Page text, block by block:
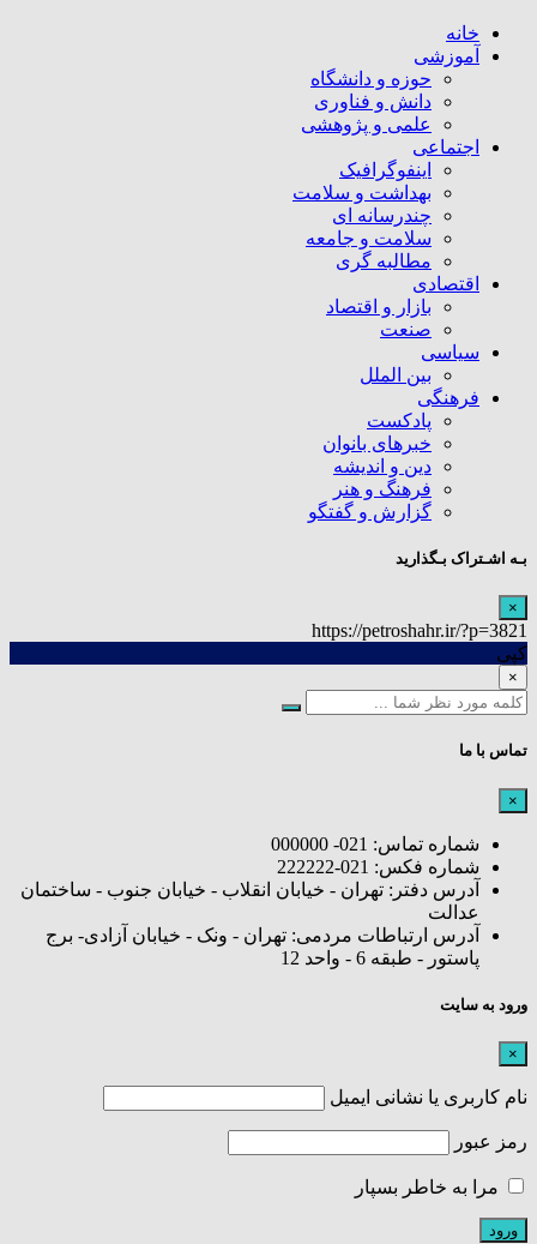
خانه
آموزشی
حوزه و دانشگاه
دانش و فناوری
علمی و پژوهشی
اجتماعی
اینفوگرافیک
بهداشت و سلامت
چندرسانه ای
سلامت و جامعه
مطالبه گری
اقتصادی
بازار و اقتصاد
صنعت
سیاسی
بین الملل
فرهنگی
پادکست
خبرهای بانوان
دین و اندیشه
فرهنگ و هنر
گزارش و گفتگو
بـه اشـتراک بـگذارید
×
https://petroshahr.ir/?p=3821
کپی
×
تماس با ما
×
شماره تماس: 021- 000000
شماره فکس: 021-222222
آدرس دفتر: تهران - خیابان انقلاب - خیابان جنوب - ساختمان
عدالت
آدرس ارتباطات مردمی: تهران - ونک - خیابان آزادی- برج
پاستور - طبقه 6 - واحد 12
ورود به سایت
×
نام کاربری یا نشانی ایمیل
رمز عبور
مرا به خاطر بسپار